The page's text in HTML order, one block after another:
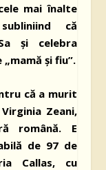
mai înalte
că
și celebra
și fiu”.
că a murit
Zeani,
română. E
de 97 de
Callas, cu